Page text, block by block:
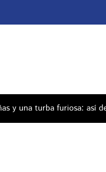
y una turba furiosa: así